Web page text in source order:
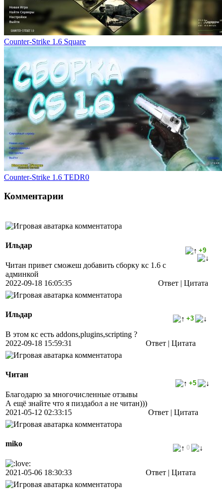
Counter-Strike 1.6 Square
Counter-Strike 1.6 TEDR0
Комментарии
Ильдар
Читан привет сможеш добавить сборку кс 1.6 с
админкой
Ответ | Цитата
2022-09-18 16:05:35
+9
Ильдар
В этом кс есть addons,plugins,scripting ?
Ответ | Цитата
2022-09-18 15:59:31
+3
Читан
Благодарю за многочисленные отзывы
А ещё знайте что я пиздабол а не читан)))
Ответ | Цитата
2021-05-12 02:33:15
+5
miko
Ответ | Цитата
2021-05-06 18:30:33
0